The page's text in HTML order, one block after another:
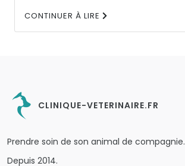
CONTINUER À LIRE
CLINIQUE-VETERINAIRE.FR
Prendre soin de son animal de compagnie.
Depuis 2014.